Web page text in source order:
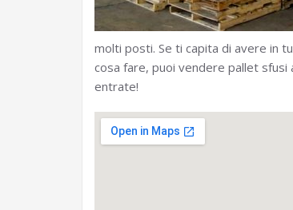
molti posti. Se ti capita di avere in
cosa fare, puoi vendere pallet
entrate!